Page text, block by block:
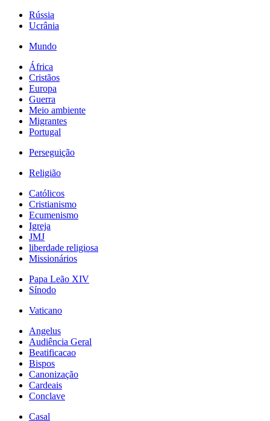
Rússia
Ucrânia
Mundo
África
Cristãos
Europa
Guerra
Meio ambiente
Migrantes
Portugal
Perseguição
Religião
Católicos
Cristianismo
Ecumenismo
Igreja
JMJ
liberdade religiosa
Missionários
Papa Leão XIV
Sínodo
Vaticano
Angelus
Audiência Geral
Beatificacao
Bispos
Canonização
Cardeais
Conclave
Casal